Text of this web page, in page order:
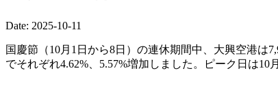
Date: 2025-10-11
国慶節（10月1日から8日）の連休期間中、大興空港は
でそれぞれ4.62%、5.57%増加しました。ピーク日は10